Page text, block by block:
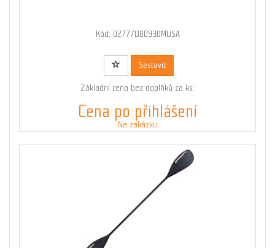
Kód: 02777D00930MUSA
Sestavit
Základní cena bez doplňků za ks:
Cena po přihlášení
Na zakázku